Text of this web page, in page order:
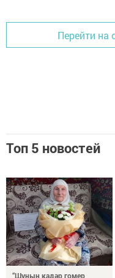
Перейти на
Топ 5 новостей
“Шуның кадәр гомер